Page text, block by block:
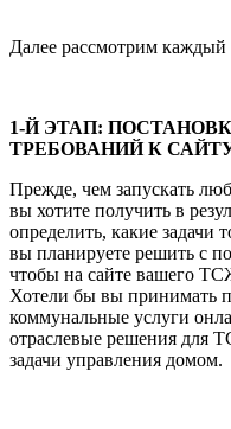
Далее рассмотрим каждый
1-Й ЭТАП:
ТРЕБОВАНИЙ К
Прежде, чем запускать
вы хотите получить в
определить, какие задачи
вы планируете решить с
чтобы на сайте вашего
Хотели бы вы принимать
коммунальные услуги
отраслевые решения для
задачи управления домом.